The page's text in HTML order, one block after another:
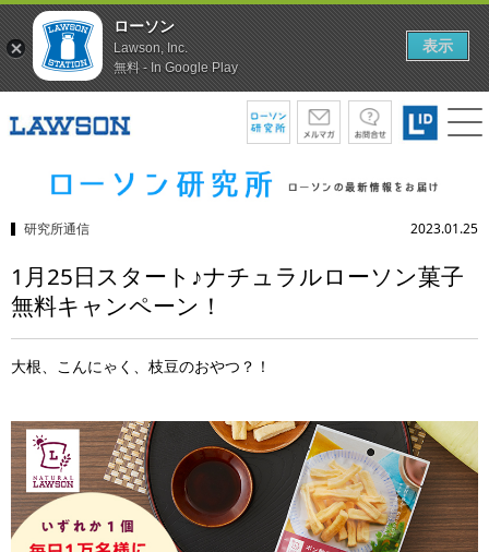
研究所通信 2023.01.25
1月25日スタート♪ナチュラルローソン菓子
無料キャンペーン！
大根、こんにゃく、枝豆のおやつ？！
ローソン
Lawson, Inc.
無料 - In Google Play
表示